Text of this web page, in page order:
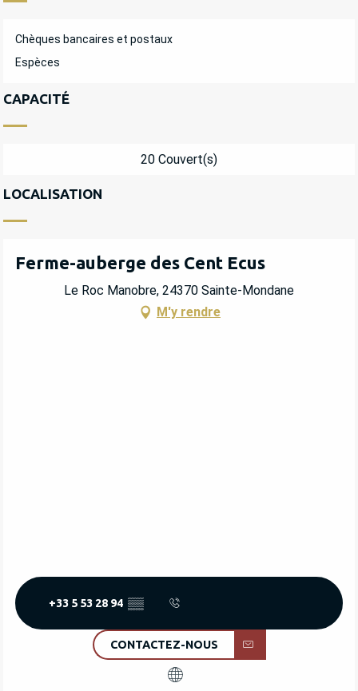
Chèques bancaires et postaux
Espèces
CAPACITÉ
20 Couvert(s)
LOCALISATION
Ferme-auberge des Cent Ecus
Le Roc Manobre, 24370 Sainte-Mondane
M'y rendre
+33 5 53 28 94 ▒▒
CONTACTEZ-NOUS